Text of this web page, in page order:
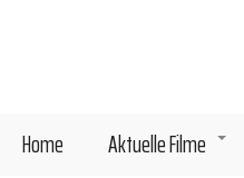
Home Aktuelle Filme